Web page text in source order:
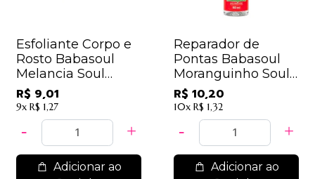
Esfoliante Corpo e
Rosto Babasoul
Melancia Soul
Cosméticos
R$ 9,01
9x R$ 1,27
Adicionar ao
Reparador de
Pontas Babasoul
Moranguinho Soul
Cosmeticos
R$ 10,20
10x R$ 1,32
Adicionar ao